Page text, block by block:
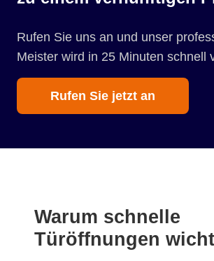
Rufen Sie uns an und unser
Meister wird in 25 Minuten schnell
Rufen Sie jetzt an
Warum schnelle
Türöffnungen